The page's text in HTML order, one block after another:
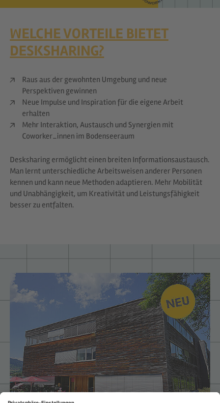
WELCHE VORTEILE BIETET
DESKSHARING?
Raus aus der gewohnten Umgebung und neue
Perspektiven gewinnen
Neue Impulse und Inspiration für die eigene Arbeit
erhalten
Mehr Interaktion, Austausch und Synergien mit
Coworker_innen im Bodenseeraum
Desksharing ermöglicht einen breiten Informationsaustausch.
Man lernt unterschiedliche Arbeitsweisen anderer Personen
kennen und kann neue Methoden adaptieren. Mehr Mobilität
und Unabhängigkeit, um Kreativität und Leistungsfähigkeit
besser zu entfalten.